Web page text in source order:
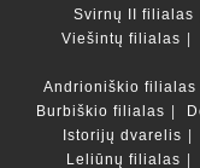
Svirnų II filialas
Viešintų filialas
Andrioniškio filialas
Burbiškio filialas
Istorijų dvarelis
Leliūnų filialas